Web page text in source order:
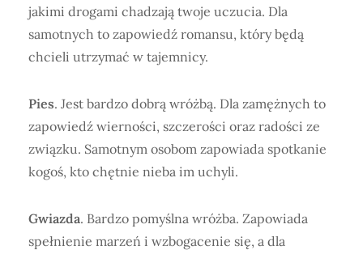
jakimi drogami chadzają twoje uczucia. Dla
samotnych to zapowiedź romansu, który będą
chcieli utrzymać w tajemnicy.
Pies. Jest bardzo dobrą wróżbą. Dla zamężnych to
zapowiedź wierności, szczerości oraz radości ze
związku. Samotnym osobom zapowiada spotkanie
kogoś, kto chętnie nieba im uchyli.
Gwiazda. Bardzo pomyślna wróżba. Zapowiada
spełnienie marzeń i wzbogacenie się, a dla